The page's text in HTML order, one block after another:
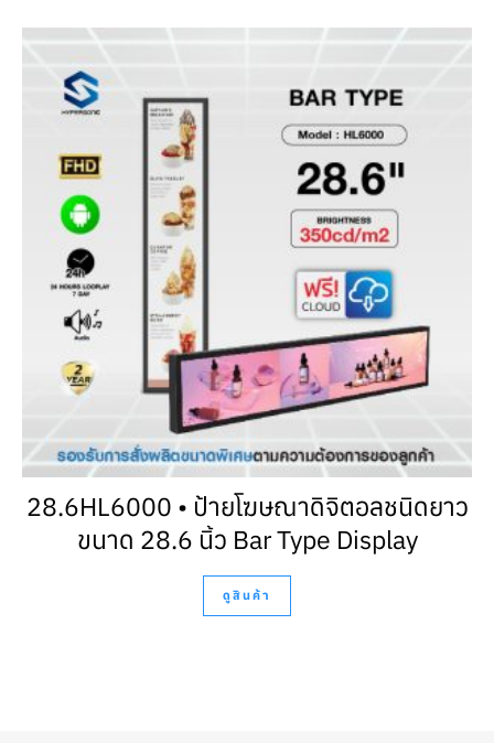
28.6HL6000 • ป้ายโฆษณาดิจิตอลชนิดยาว
ขนาด 28.6 นิ้ว Bar Type Display
ดูสินค้า